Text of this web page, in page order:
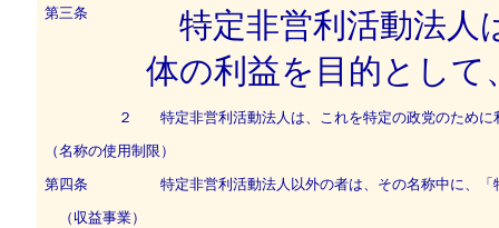
第三条
特定非営利活動法人
体の利益を目的とし
２
特定非営利活動法人は、これを特定の政党のために
（名称の使用制限）
第四条
特定非営利活動法人以外の者は、その名称中に、
（収益事業）